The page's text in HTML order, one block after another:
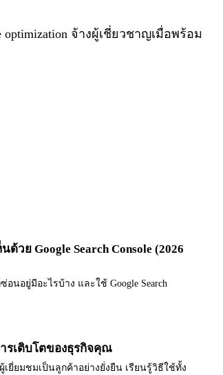
optimization จ้างผู้เชี่ยวชาญเมื่อพร้อม
วย Google Search Console (2026
อยู่มีอะไรบ้าง และใช้ Google Search
รเติบโตของธุรกิจคุณ
ยี่ยมชมเป็นลูกค้าอย่างยั่งยืน เรียนรู้วิธีใช้ทั้ง